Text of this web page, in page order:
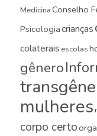
MedicinaConselho
Psicologiacrianças
colaterais escolas
gênero
mulheres
corpo certo